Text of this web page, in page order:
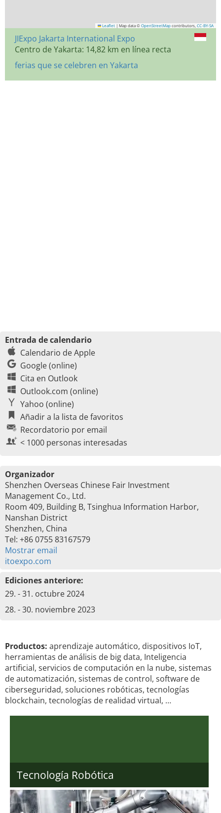
Leaflet | Map data © OpenStreetMap contributors, CC-BY-SA
JIExpo Jakarta International Expo
Centro de Yakarta: 14,82 km en línea recta
ferias que se celebren en Yakarta
Entrada de calendario
Calendario de Apple
Google (online)
Cita en Outlook
Outlook.com (online)
Yahoo (online)
Añadir a la lista de favoritos
Recordatorio por email
< 1000 personas interesadas
Organizador
Shenzhen Overseas Chinese Fair Investment
Management Co., Ltd.
Room 409, Building B, Tsinghua Information Harbor,
Nanshan District
Shenzhen, China
Tel: +86 0755 83167579
Mostrar email
itoexpo.com
Ediciones anteriore:
29. - 31. octubre 2024
28. - 30. noviembre 2023
Productos: aprendizaje automático, dispositivos IoT,
herramientas de análisis de big data, Inteligencia
artificial, servicios de computación en la nube, sistemas
de automatización, sistemas de control, software de
ciberseguridad, soluciones robóticas, tecnologías
blockchain, tecnologías de realidad virtual, …
Tecnología Robótica